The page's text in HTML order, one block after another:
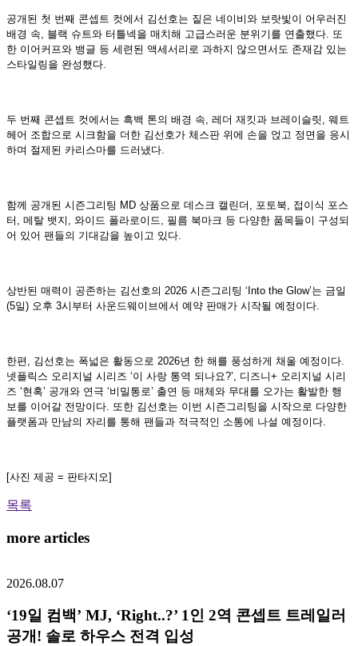
공개된 첫 번째 콘셉트 컷에서 김선호는 짙은 네이비와 보랏빛이 어우러진
배경 속, 블랙 슈트와 터틀넥을 매치해 고급스러운 분위기를 연출했다. 또
한 이어커프와 뱅글 등 세련된 액세서리로 과하지 않으면서도 존재감 있는
스타일링을 완성했다.
두 번째 콘셉트 컷에서는 흑백 톤의 배경 속, 레더 재킷과 브레이슬릿, 웨트
헤어 조합으로 시크함을 더한 김선호가 체스판 위에 손을 얹고 정면을 응시
하며 절제된 카리스마를 드러냈다.
함께 공개된 시즌그리팅 MD 상품으로 데스크 캘린더, 포토북, 접이식 포스
터, 메탈 뱃지, 와이드 폴라로이드, 필름 북마크 등 다양한 품목들이 구성되
어 있어 팬들의 기대감을 높이고 있다.
상반된 매력이 공존하는 김선호의 2026 시즌그리팅 ‘Into the Glow’는 금일
(5일) 오후 3시부터 사운드웨이브에서 예약 판매가 시작될 예정이다.
한편, 김선호는 폭넓은 활동으로 2026년 한 해를 풍성하게 채울 예정이다.
넷플릭스 오리지널 시리즈 ‘이 사랑 통역 되나요?’, 디즈니+ 오리지널 시리
즈 ‘현혹’ 공개와 연극 ‘비밀통로’ 출연 등 매체와 무대를 오가는 활발한 행
보를 이어갈 전망이다. 또한 김선호는 이번 시즌그리팅을 시작으로 다양한
플랫폼과 만남의 자리를 통해 팬들과 적극적인 소통에 나설 예정이다.
[사진 제공 = 판타지오]
목록
more articles
2026.08.07
‘19일 컴백’ MJ, ‘Right..?’ 1인 2역 콘셉트 트레일러
공개! 솔로 하우스 전격 입성